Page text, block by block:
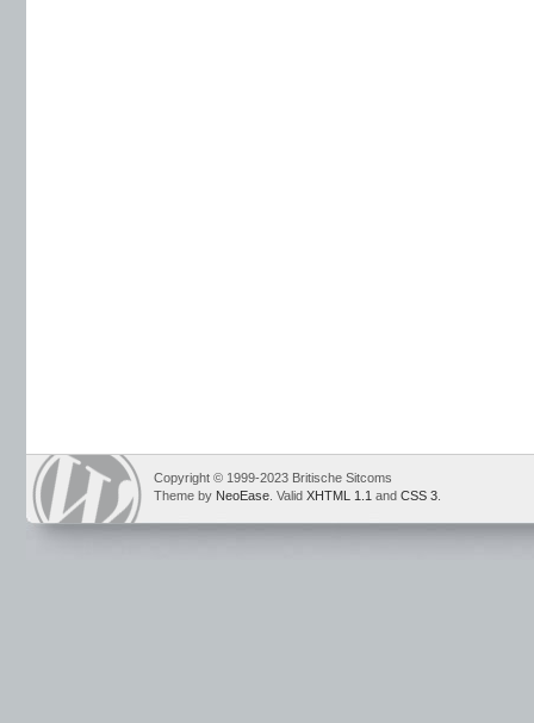
Copyright © 1999-2023 Britische Sitcoms
Theme by NeoEase . Valid XHTML 1.1 and CSS 3